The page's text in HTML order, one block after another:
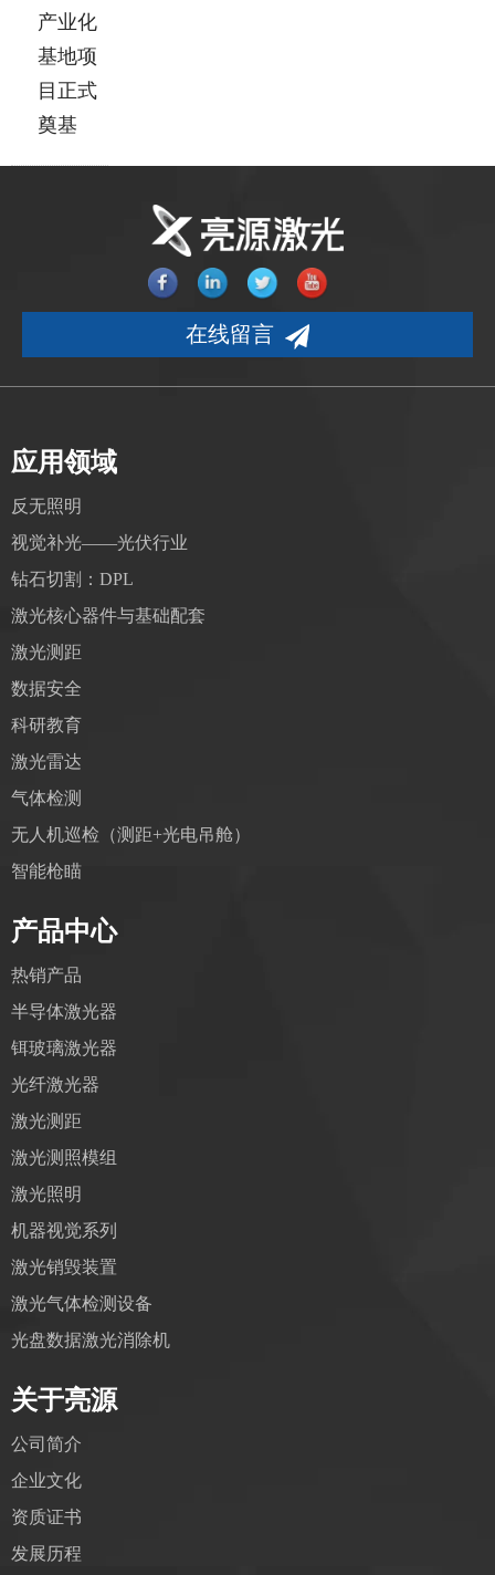
产业化
基地项
目正式
奠基
在线留言
应用领域
反无照明
视觉补光——光伏行业
钻石切割：DPL
激光核心器件与基础配套
激光测距
数据安全
科研教育
激光雷达
气体检测
无人机巡检（测距+光电吊舱）
智能枪瞄
产品中心
热销产品
半导体激光器
铒玻璃激光器
光纤激光器
激光测距
激光测照模组
激光照明
机器视觉系列
激光销毁装置
激光气体检测设备
光盘数据激光消除机
关于亮源
公司简介
企业文化
资质证书
发展历程